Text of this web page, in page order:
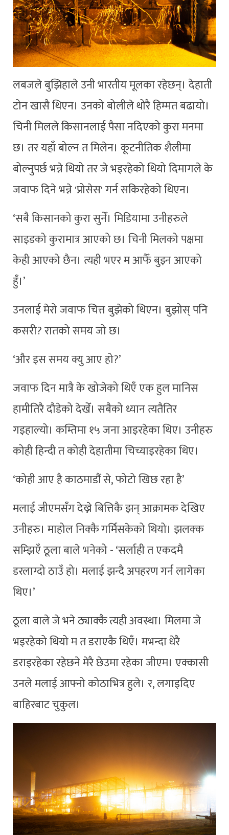
लबजले बुझिहाले उनी भारतीय मूलका रहेछन्। देहाती
टोन खासै थिएन। उनको बोलीले थोरै हिम्मत बढायो।
चिनी मिलले किसानलाई पैसा नदिएको कुरा मनमा
छ। तर यहाँ बोल्न त मिलेन। कूटनीतिक शैलीमा
बोल्नुपर्छ भन्ने थियो तर जे भइरहेको थियो दिमागले के
जवाफ दिने भन्ने 'प्रोसेस' गर्न सकिरहेको थिएन।
‘सबै किसानको कुरा सुनेँ। मिडियामा उनीहरुले
साइडको कुरामात्र आएको छ। चिनी मिलको पक्षमा
केही आएको छैन। त्यही भएर म आफैँ बुझ्न आएको
हुँ।’
उनलाई मेरो जवाफ चित्त बुझेको थिएन। बुझोस् पनि
कसरी? रातको समय जो छ।
‘और इस समय क्यु आए हो?’
जवाफ दिन मात्रै के खोजेको थिएँ एक हुल मानिस
हामीतिरै दौडेको देखेँ। सबैको ध्यान त्यतैतिर
गइहाल्यो। कम्तिमा १५ जना आइरहेका थिए। उनीहरु
कोही हिन्दी त कोही देहातीमा चिच्याइरहेका थिए।
‘कोही आए है काठमाडौं से, फोटो खिछ रहा है’
मलाई जीएमसँग देख्ने बित्तिकै झन् आक्रामक देखिए
उनीहरु। माहोल निक्कै गर्मिसकेको थियो। झलक्क
सम्झिएँ ठूला बाले भनेको - ‘सर्लाही त एकदमै
डरलाग्दो ठाउँ हो। मलाई झन्दै अपहरण गर्न लागेका
थिए।’
ठूला बाले जे भने ठ्याक्कै त्यही अवस्था। मिलमा जे
भइरहेको थियो म त डराएकै थिएँ। मभन्दा धेरै
डराइरहेका रहेछने मेरै छेउमा रहेका जीएम। एक्कासी
उनले मलाई आफ्नो कोठाभित्र हुले। र, लगाइदिए
बाहिरबाट चुकुल।